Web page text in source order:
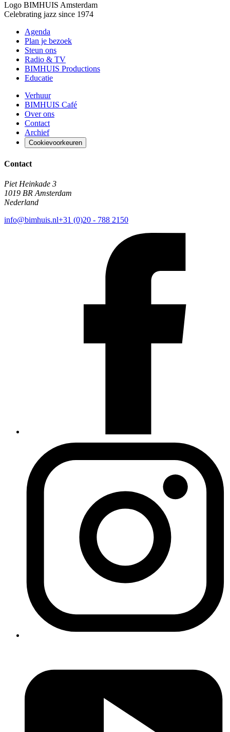
Logo BIMHUIS Amsterdam
Celebrating jazz since 1974
Agenda
Plan je bezoek
Steun ons
Radio & TV
BIMHUIS Productions
Educatie
Verhuur
BIMHUIS Café
Over ons
Contact
Archief
Cookievoorkeuren
Contact
Piet Heinkade 3
1019 BR Amsterdam
Nederland
info@bimhuis.nl+31 (0)20 - 788 2150